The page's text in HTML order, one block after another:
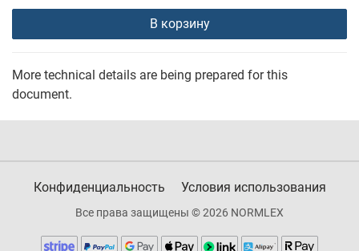
В корзину
More technical details are being prepared for this
document.
Конфиденциальность Условия использования
Все права защищены © 2026 NORMLEX